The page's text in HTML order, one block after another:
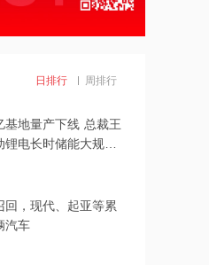
2026年Q2归属于股
明康德被列入军方
在霍尔木兹海峡遭
月向乌克兰提供“爱
日排行 周排行
基地量产下线 总裁王
电长时储能大规模
回，现代、起亚等累
汽车